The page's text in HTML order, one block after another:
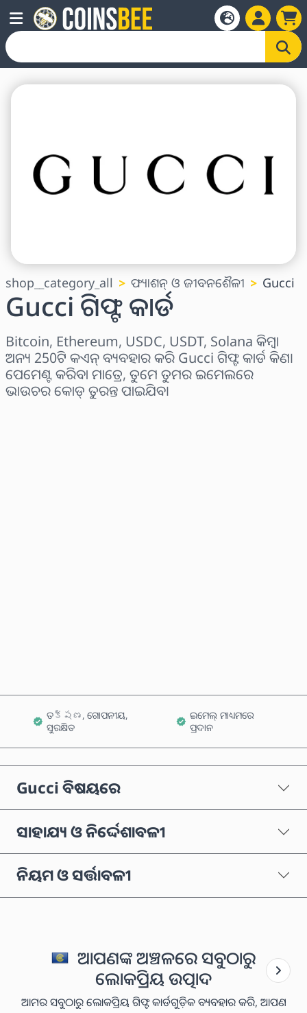
shop__category_all ଫ୍ୟାଶନ୍ ଓ ଜୀବନଶୈଳୀ Gucci
Gucci ଗିଫ୍ଟ କାର୍ଡ
Bitcoin, Ethereum, USDC, USDT, Solana କିମ୍ବା
ଅନ୍ୟ 250ଟି କଏନ୍ ବ୍ୟବହାର କରି Gucci ଗିଫ୍ଟ କାର୍ଡ କିଣ।
ପେମେଣ୍ଟ କରିବା ମାତ୍ରେ, ତୁମେ ତୁମର ଇମେଲରେ
ଭାଉଚର କୋଡ୍ ତୁରନ୍ତ ପାଇଯିବ।
ତక్షణ, ଗୋପନୀୟ,
ସୁରକ୍ଷିତ
ଇମେଲ୍ ମାଧ୍ୟମରେ
ପ୍ରଦାନ
Gucci ବିଷୟରେ
ସାହାଯ୍ୟ ଓ ନିର୍ଦ୍ଦେଶାବଳୀ
ନିୟମ ଓ ସର୍ତ୍ତାବଳୀ
ଆପଣଙ୍କ ଅଞ୍ଚଳରେ ସବୁଠାରୁ
ଲୋକପ୍ରିୟ ଉତ୍ପାଦ
ଆମର ସବୁଠାରୁ ଲୋକପ୍ରିୟ ଗିଫ୍ଟ କାର୍ଡଗୁଡ଼ିକ ବ୍ୟବହାର କରି, ଆପଣ